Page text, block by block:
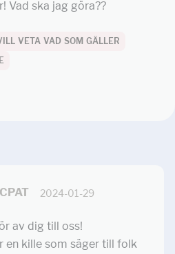
Vad ska jag göra??
VETA VAD SOM GÄLLER
2024-01-29
av dig till oss!
en kille som säger till folk